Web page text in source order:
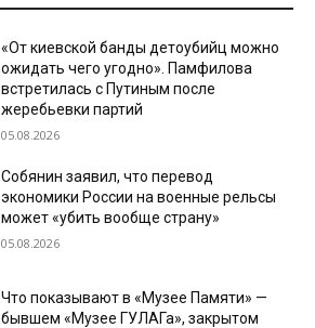
«От киевской банды детоубийц можно
ожидать чего угодно». Памфилова
встретилась с Путиным после
жеребьевки партий
05.08.2026
Собянин заявил, что перевод
экономики России на военные рельсы
может «убить вообще страну»
05.08.2026
Что показывают в «Музее Памяти» —
бывшем «Музее ГУЛАГа», закрытом